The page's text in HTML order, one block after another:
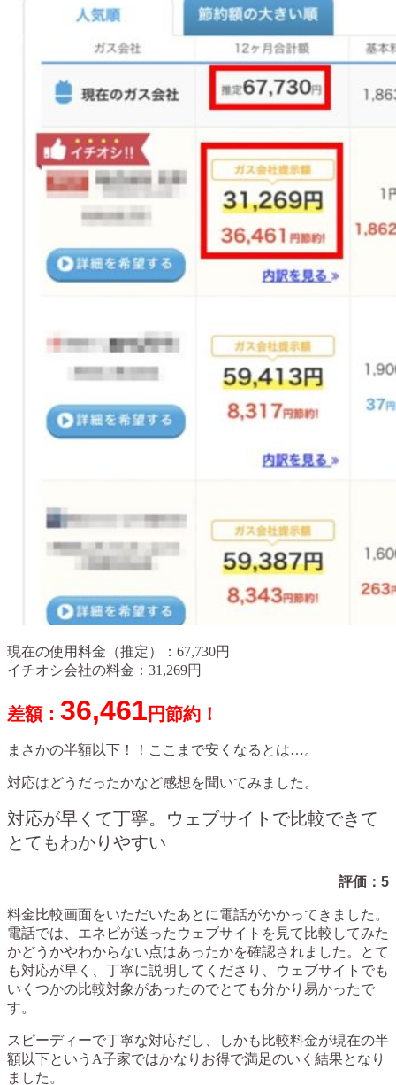
現在の使用料金（推定）：67,730円
イチオシ会社の料金：31,269円
差額： 36,461 円節約！
まさかの半額以下！！ここまで安くなるとは…。
対応はどうだったかなど感想を聞いてみました。
対応が早くて丁寧。ウェブサイトで比較できて
とてもわかりやすい
評価： 5
料金比較画面をいただいたあとに電話がかかってきました。
電話では、エネピが送ったウェブサイトを見て比較してみた
かどうかやわからない点はあったかを確認されました。とて
も対応が早く、丁寧に説明してくださり、ウェブサイトでも
いくつかの比較対象があったのでとても分かり易かったで
す。
スピーディーで丁寧な対応だし、しかも比較料金が現在の半
額以下というA子家ではかなりお得で満足のいく結果となり
ました。